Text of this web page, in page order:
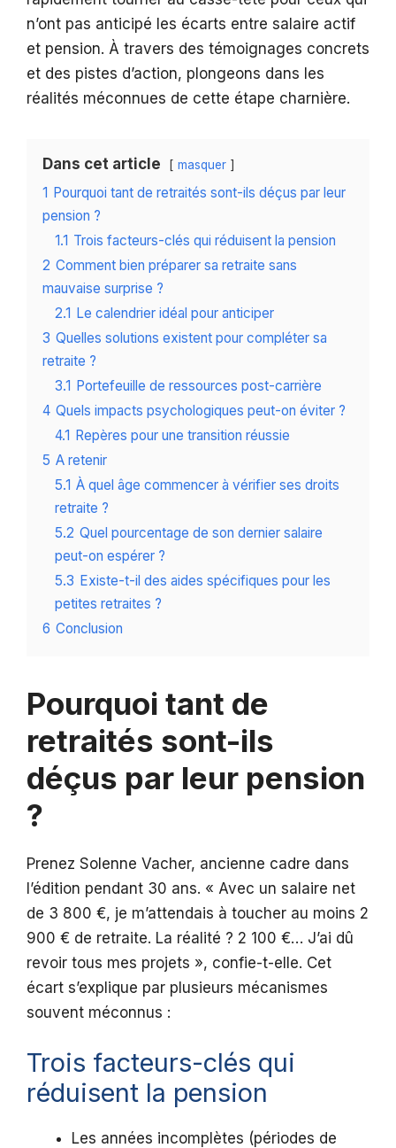
n’ont pas anticipé les écarts entre salaire actif
et pension. À travers des témoignages concrets
et des pistes d’action, plongeons dans les
réalités méconnues de cette étape charnière.
Dans cet article masquer
1 Pourquoi tant de retraités sont-ils déçus par leur
pension ?
1.1 Trois facteurs-clés qui réduisent la pension
2 Comment bien préparer sa retraite sans
mauvaise surprise ?
2.1 Le calendrier idéal pour anticiper
3 Quelles solutions existent pour compléter sa
retraite ?
3.1 Portefeuille de ressources post-carrière
4 Quels impacts psychologiques peut-on éviter ?
4.1 Repères pour une transition réussie
5 A retenir
5.1 À quel âge commencer à vérifier ses droits
retraite ?
5.2 Quel pourcentage de son dernier salaire
peut-on espérer ?
5.3 Existe-t-il des aides spécifiques pour les
petites retraites ?
6 Conclusion
Pourquoi tant de
retraités sont-ils
déçus par leur pension
?
Prenez Solenne Vacher, ancienne cadre dans
l’édition pendant 30 ans. « Avec un salaire net
de 3 800 €, je m’attendais à toucher au moins 2
900 € de retraite. La réalité ? 2 100 €… J’ai dû
revoir tous mes projets », confie-t-elle. Cet
écart s’explique par plusieurs mécanismes
souvent méconnus :
Trois facteurs-clés qui
réduisent la pension
Les années incomplètes (périodes de